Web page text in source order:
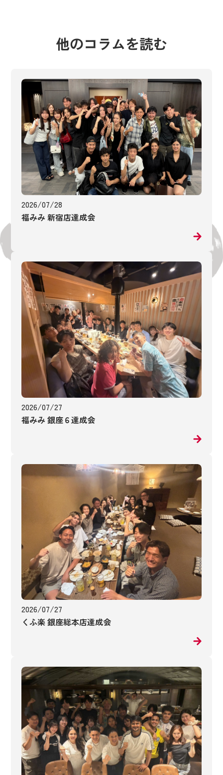
他のコラムを読む
2026/07/28
福みみ 新宿店達成会
2026/07/27
福みみ 銀座６達成会
2026/07/27
くふ楽 銀座総本店達成会